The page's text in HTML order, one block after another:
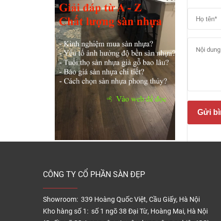
Sàn
nhựa
Sàn
Cấu
Gửi
CÔNG TY CỔ PHẦN SÀN ĐẸP
Showroom: 339 Hoàng Quốc Việt, Cầu Giấy, Hà Nội
Kho hàng số 1: số 1 ngõ 38 Đại Từ, Hoàng Mai, Hà Nội